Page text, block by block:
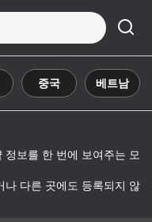
중국 베트남
정보를 한 번에 보여주는 모
나 다른 곳에도 등록되지 않